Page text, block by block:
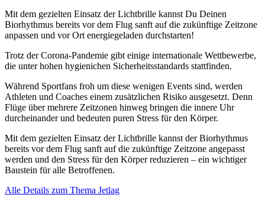
Mit dem gezielten Einsatz der Lichtbrille kannst Du Deinen
Biorhythmus bereits vor dem Flug sanft auf die zukünftige Zeitzone
anpassen und vor Ort energiegeladen durchstarten!
Trotz der Corona-Pandemie gibt einige internationale Wettbewerbe,
die unter hohen hygienichen Sicherheitsstandards stattfinden.
Während Sportfans froh um diese wenigen Events sind, werden
Athleten und Coaches einem zusätzlichen Risiko ausgesetzt. Denn
Flüge über mehrere Zeitzonen hinweg bringen die innere Uhr
durcheinander und bedeuten puren Stress für den Körper.
Mit dem gezielten Einsatz der Lichtbrille kannst der Biorhythmus
bereits vor dem Flug sanft auf die zukünftige Zeitzone angepasst
werden und den Stress für den Körper reduzieren – ein wichtiger
Baustein für alle Betroffenen.
Alle Details zum Thema Jetlag